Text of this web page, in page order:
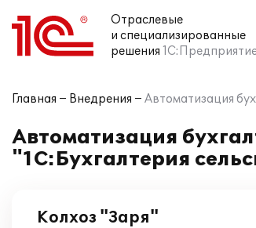
Отраслевые
и специализированные
решения
Главная Внедрения Автоматизация
Автоматизация
"1С:Бухгалтерия
Колхоз "Заря"